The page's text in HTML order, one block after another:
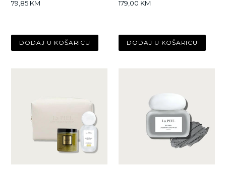
Standardna
79,85 KM
Standardna
179,00 KM